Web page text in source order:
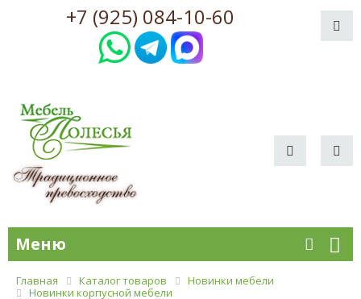
+7 (925) 084-10-60
Меню
Главная Каталог товаров
Новинки мебели
Новинки корпусной мебели